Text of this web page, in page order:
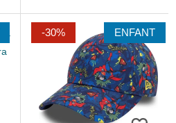
-30% ENFANT